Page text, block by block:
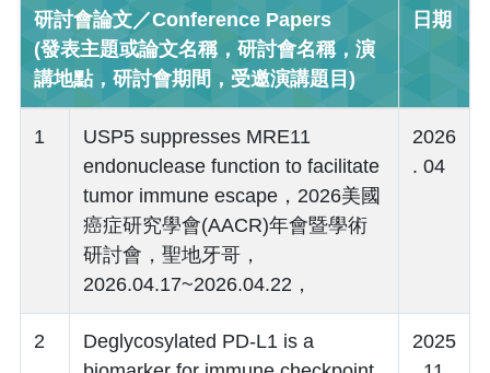
研討會論文／Conference Papers
(發表主題或論文名稱，研討會名稱，演
講地點，研討會期間，受邀演講題目)
日期
1
USP5 suppresses MRE11
endonuclease function to facilitate
tumor immune escape，2026美國
癌症研究學會(AACR)年會暨學術
研討會，聖地牙哥，
2026.04.17~2026.04.22，
2026
. 04
2
Deglycosylated PD-L1 is a
2025